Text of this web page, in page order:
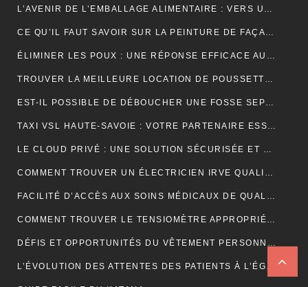
L’AVENIR DE L’EMBALLAGE ALIMENTAIRE : VERS UNE RÉVOLUTION DURABLE ?
CE QU’IL FAUT SAVOIR SUR LA PEINTURE DE FAÇADE
ÉLIMINER LES POUX : UNE RÉPONSE EFFICACE AU CENTRE DE TRAITEMENT DES POUX À LYON
TROUVER LA MEILLEURE LOCATION DE POUSSETTE: FACILITEZ VOS DÉPLACEMENTS AVEC BÉBÉ
EST-IL POSSIBLE DE DÉBOUCHER UNE FOSSE SEPTIQUE NATURELLEMENT ?
TAXI VSL HAUTE-SAVOIE : VOTRE PARTENAIRE ESSENTIEL POUR DES DÉPLACEMENTS MÉDICAUX SÛRS ET CONFORTABLES
LE CLOUD PRIVÉ : UNE SOLUTION SÉCURISÉE ET POLYVALENTE POUR LE STOCKAGE ET L’ACCÈS AUX DONNÉES
COMMENT TROUVER UN ÉLECTRICIEN IRVE QUALIFIÉ POUR VOTRE PROJET DE MOBILITÉ ÉLECTRIQUE ?
FACILITÉ D’ACCÈS AUX SOINS MÉDICAUX DE QUALITÉ AVEC LES TAXIS VSL DE CLERMONT-FERRAND
COMMENT TROUVER LE TENSIOMÈTRE APPROPRIÉ POUR VOUS?
DÉFIS ET OPPORTUNITÉS DU VÊTEMENT PERSONNALISÉ : ANALYSE DU SECTEUR
L’ÉVOLUTION DES ATTENTES DES PATIENTS À L’ÉGARD DU TÉLÉSECRÉTARIAT MÉDICAL : SERVICES PERSONNALISÉS, RÉPONSE RAPIDE ET DISPONIBILITÉ